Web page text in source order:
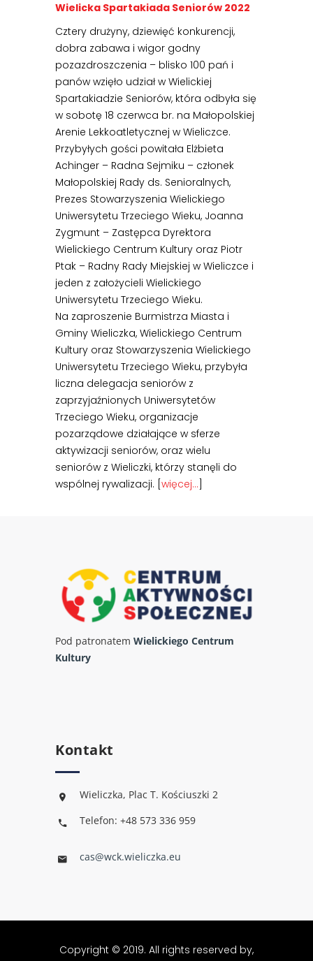
Wielicka Spartakiada Seniorów 2022
Cztery drużyny, dziewięć konkurencji,
dobra zabawa i wigor godny
pozazdroszczenia – blisko 100 pań i
panów wzięło udział w Wielickiej
Spartakiadzie Seniorów, która odbyła się
w sobotę 18 czerwca br. na Małopolskiej
Arenie Lekkoatletycznej w Wieliczce.
Przybyłych gości powitała Elżbieta
Achinger – Radna Sejmiku – członek
Małopolskiej Rady ds. Senioralnych,
Prezes Stowarzyszenia Wielickiego
Uniwersytetu Trzeciego Wieku, Joanna
Zygmunt – Zastępca Dyrektora
Wielickiego Centrum Kultury oraz Piotr
Ptak – Radny Rady Miejskiej w Wieliczce i
jeden z założycieli Wielickiego
Uniwersytetu Trzeciego Wieku.
Na zaproszenie Burmistrza Miasta i
Gminy Wieliczka, Wielickiego Centrum
Kultury oraz Stowarzyszenia Wielickiego
Uniwersytetu Trzeciego Wieku, przybyła
liczna delegacja seniorów z
zaprzyjaźnionych Uniwersytetów
Trzeciego Wieku, organizacje
pozarządowe działające w sferze
aktywizacji seniorów, oraz wielu
seniorów z Wieliczki, którzy stanęli do
wspólnej rywalizacji. [ więcej…
Pod patronatem Wielickiego Centrum
Kultury
Kontakt
Wieliczka, Plac T. Kościuszki 2
Telefon: +48 573 336 959
cas@wck.wieliczka.eu
Copyright © 2019. All rights reserved by,